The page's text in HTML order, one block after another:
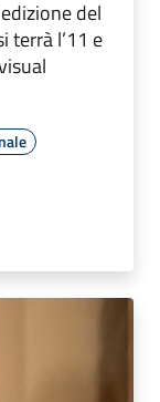
del
terrà l’11 e